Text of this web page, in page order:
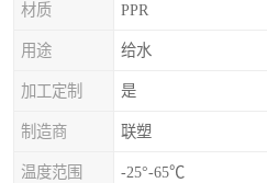
材质 PPR
用途 给水
加工定制 是
制造商 联塑
温度范围 -25°-65℃